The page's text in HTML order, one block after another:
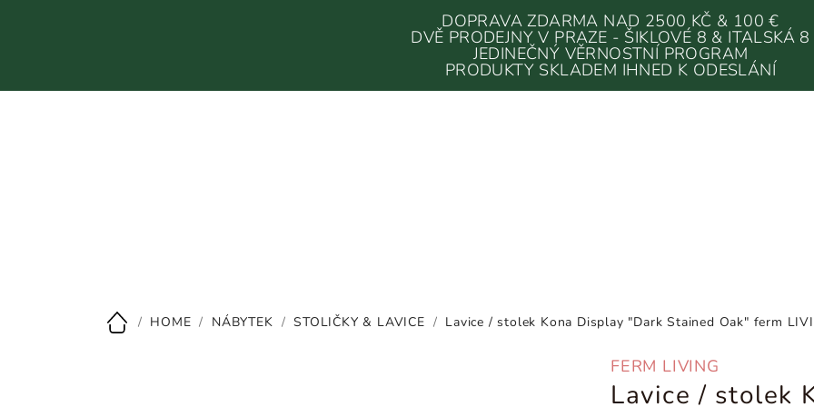
DOPRAVA ZDARMA NAD 2500 KČ & 100 €
DVĚ PRODEJNY V PRAZE - ŠIKLOVÉ 8 & ITALSKÁ 8
JEDINEČNÝ VĚRNOSTNÍ PROGRAM
PRODUKTY SKLADEM IHNED K ODESLÁNÍ
Domů
/ HOME / NÁBYTEK / STOLIČKY & LAVICE / Lavice / stolek Kona Display "Dark Stained Oak" ferm
FERM LIVING
Lavice / stolek